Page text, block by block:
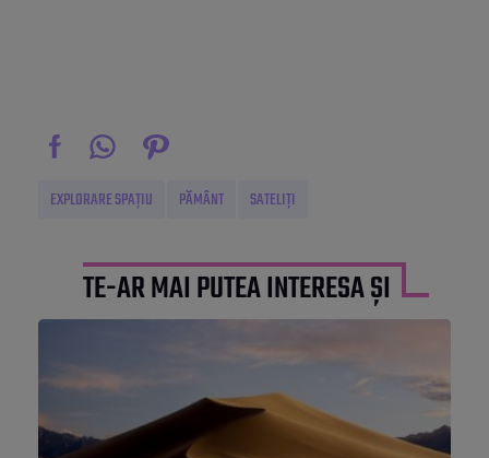
EXPLORARE SPAȚIU PĂMÂNT SATELIȚI
TE-AR MAI PUTEA INTERESA ȘI